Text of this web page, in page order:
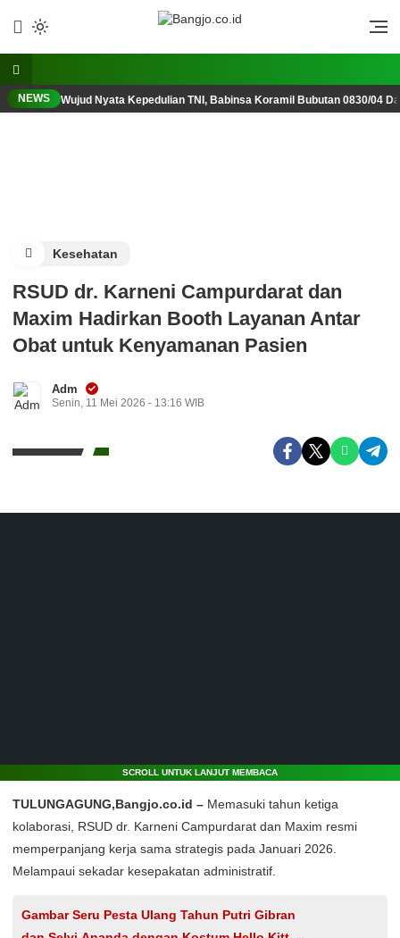
NEWS Wujud Nyata Kepedulian TNI, Babinsa Koramil Bubutan 0830/04
Kesehatan
RSUD dr. Karneni Campurdarat dan
Maxim Hadirkan Booth Layanan Antar
Obat untuk Kenyamanan Pasien
Adm
Senin, 11 Mei 2026 - 13:16 WIB
SCROLL UNTUK LANJUT MEMBACA
TULUNGAGUNG,Bangjo.co.id – Memasuki tahun ketiga
kolaborasi, RSUD dr. Karneni Campurdarat dan Maxim resmi
memperpanjang kerja sama strategis pada Januari 2026.
Melampaui sekadar kesepakatan administratif.
Gambar Seru Pesta Ulang Tahun Putri Gibran